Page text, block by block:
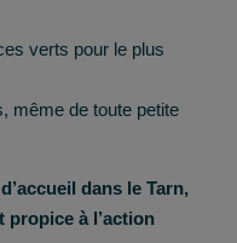
verts pour le plus
même de toute petite
dans le Tarn,
propice à l’action